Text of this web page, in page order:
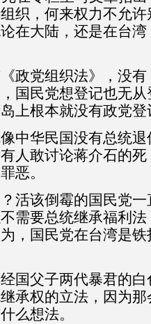
织，何来权力不允
在大陆，还是在台
《政党组织法》，没
国民党想登记也无
上根本就没有政党
中华民国没有总统
人敢讨论蒋介石的
恶。
活该倒霉的国民党
需要总统继承福利
，国民党在台湾是
国父子两代暴君的
承权的立法，因为
么想法。